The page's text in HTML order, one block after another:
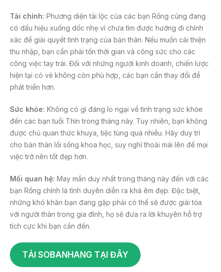
Tài chính: Phương diện tài lộc của các bạn Rồng cũng đang
có dấu hiệu xuống dốc nhẹ vì chưa tìm được hướng đi chính
xác để giải quyết tình trạng của bản thân. Nếu muốn cải thiện
thu nhập, bạn cần phải tốn thời gian và công sức cho các
công việc tay trái. Đối với những người kinh doanh, chiến lược
hiện tại có vẻ không còn phù hợp, các bạn cần thay đổi để
phát triển hơn.
Sức khỏe: Không có gì đáng lo ngại về tình trạng sức khỏe
đến các bạn tuổi Thìn trong tháng này. Tuy nhiên, bạn không
được chủ quan thức khuya, tiệc tùng quá nhiều. Hãy duy trì
cho bản thân lối sống khoa học, suy nghĩ thoải mái lên để mọi
việc trở nên tốt đẹp hơn.
Mối quan hệ: May mắn duy nhất trong tháng này đến với các
bạn Rồng chính là tình duyên diễn ra khá êm đẹp. Đặc biệt,
những khó khăn bạn đang gặp phải có thể sẽ được giải tỏa
với người thân trong gia đình, họ sẽ đưa ra lời khuyên hỗ trợ
tích cực khi bạn cần đến.
TẢI SOBANHANG TẠI ĐÂY